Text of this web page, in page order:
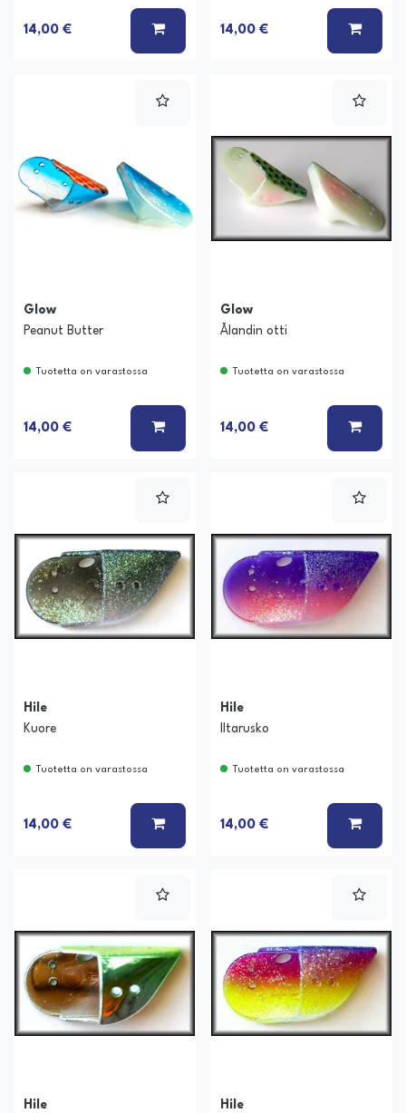
14,00 € LISÄÄ KORIIN
14,00 € LISÄÄ
Glow
Peanut Butter
Tuotetta on varastossa
14,00 € LISÄÄ KORIIN
Glow
Ålandin otti
Tuotetta on varastossa
14,00 € LISÄÄ
Hile
Kuore
Tuotetta on varastossa
14,00 € LISÄÄ KORIIN
Hile
Iltarusko
Tuotetta on varastossa
14,00 € LISÄÄ
Hile
Hile